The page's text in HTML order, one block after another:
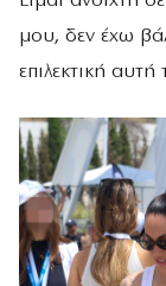
μου, δεν έχω
επιλεκτική